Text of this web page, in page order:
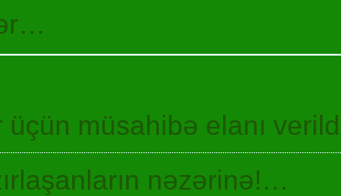
üçün müsahibə elanı
nəzərinə!…